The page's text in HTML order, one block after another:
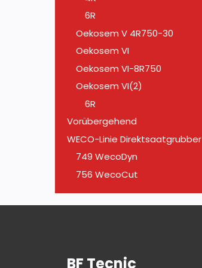
6R
Oekosem V 4R750-30
Oekosem VI
Oekosem VI-8R750
Oekosem VI(2)
6R
Vorübergehend
WECO-Linie Direktsaatgrubber
749 WecoDyn
756 WecoCut
BF Tecnic